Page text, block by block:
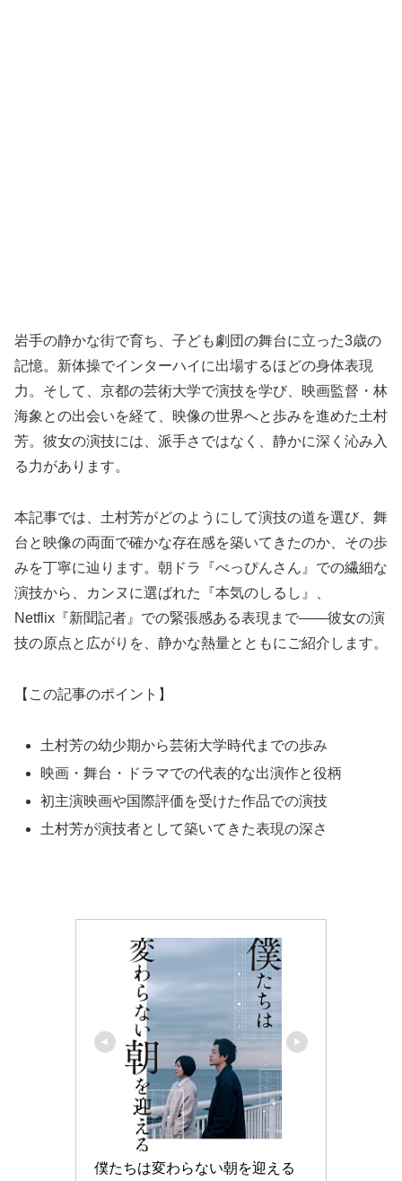
岩手の静かな街で育ち、子ども劇団の舞台に立った3歳の
記憶。新体操でインターハイに出場するほどの身体表現
力。そして、京都の芸術大学で演技を学び、映画監督・林
海象との出会いを経て、映像の世界へと歩みを進めた土村
芳。彼女の演技には、派手さではなく、静かに深く沁み入
る力があります。
本記事では、土村芳がどのようにして演技の道を選び、舞
台と映像の両面で確かな存在感を築いてきたのか、その歩
みを丁寧に辿ります。朝ドラ『べっぴんさん』での繊細な
演技から、カンヌに選ばれた『本気のしるし』、
Netflix『新聞記者』での緊張感ある表現まで——彼女の演
技の原点と広がりを、静かな熱量とともにご紹介します。
【この記事のポイント】
土村芳の幼少期から芸術大学時代までの歩み
映画・舞台・ドラマでの代表的な出演作と役柄
初主演映画や国際評価を受けた作品での演技
土村芳が演技者として築いてきた表現の深さ
僕たちは変わらない朝を迎える